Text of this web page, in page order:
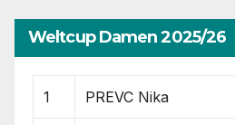
Weltcup Damen 2025/26
1 PREVC Nika